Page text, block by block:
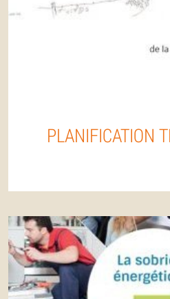
PLANIFICATION